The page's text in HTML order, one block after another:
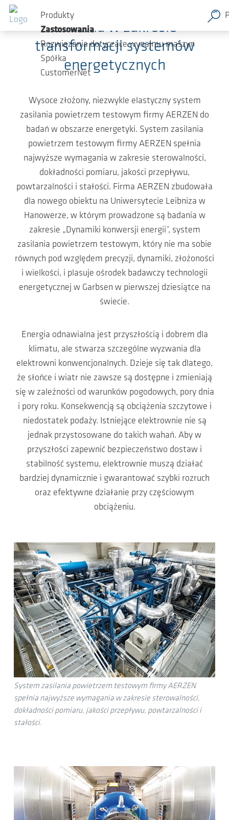
Przejdź do głównej zawartości
Produkty
Zastosowania
Rozwiązania dotyczące wynajmu maszyn
Spółka
CustomerNet
Badania w zakresie
transformacji systemów
energetycznych
Wysoce złożony, niezwykle elastyczny system
zasilania powietrzem testowym firmy AERZEN do
badań w obszarze energetyki. System zasilania
powietrzem testowym firmy AERZEN spełnia
najwyższe wymagania w zakresie sterowalności,
dokładności pomiaru, jakości przepływu,
powtarzalności i stałości. Firma AERZEN zbudowała
dla nowego obiektu na Uniwersytecie Leibniza w
Hanowerze, w którym prowadzone są badania w
zakresie „Dynamiki konwersji energii”, system
zasilania powietrzem testowym, który nie ma sobie
równych pod względem precyzji, dynamiki, złożoności
i wielkości, i plasuje ośrodek badawczy technologii
energetycznej w Garbsen w pierwszej dziesiątce na
świecie.
Energia odnawialna jest przyszłością i dobrem dla
klimatu, ale stwarza szczególne wyzwania dla
elektrowni konwencjonalnych. Dzieje się tak dlatego,
że słońce i wiatr nie zawsze są dostępne i zmieniają
się w zależności od warunków pogodowych, pory dnia
i pory roku. Konsekwencją są obciążenia szczytowe i
niedostatek podaży. Istniejące elektrownie nie są
jednak przystosowane do takich wahań. Aby w
przyszłości zapewnić bezpieczeństwo dostaw i
stabilność systemu, elektrownie muszą działać
bardziej dynamicznie i gwarantować szybki rozruch
oraz efektywne działanie przy częściowym
obciążeniu.
System zasilania powietrzem testowym firmy AERZEN
spełnia najwyższe wymagania w zakresie sterowalności,
dokładności pomiaru, jakości przepływu, powtarzalności i
stałości.